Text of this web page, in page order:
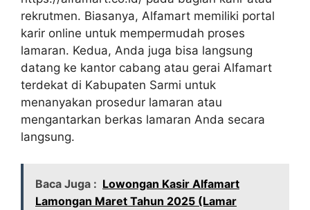
rekrutmen. Biasanya, Alfamart memiliki portal
karir online untuk mempermudah proses
lamaran. Kedua, Anda juga bisa langsung
datang ke kantor cabang atau gerai Alfamart
terdekat di Kabupaten Sarmi untuk
menanyakan prosedur lamaran atau
mengantarkan berkas lamaran Anda secara
langsung.
Baca Juga : Lowongan Kasir Alfamart
Lamongan Maret Tahun 2025 (Lamar